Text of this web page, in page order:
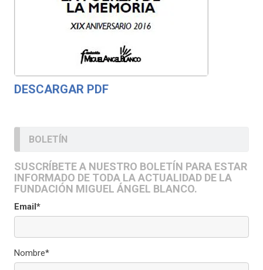
DESCARGAR PDF
BOLETÍN
SUSCRÍBETE A NUESTRO BOLETÍN PARA ESTAR
INFORMADO DE TODA LA ACTUALIDAD DE LA
FUNDACIÓN MIGUEL ÁNGEL BLANCO.
Email*
Nombre*